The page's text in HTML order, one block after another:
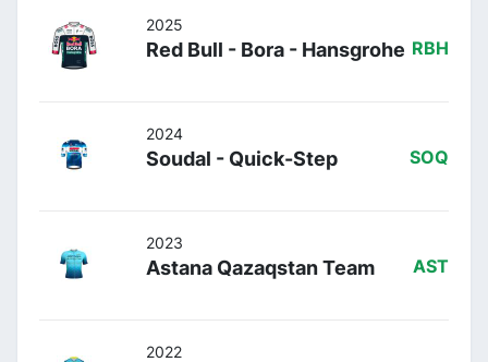
2025
Red Bull - Bora - Hansgrohe RBH
2024
Soudal - Quick-Step SOQ
2023
Astana Qazaqstan Team AST
2022